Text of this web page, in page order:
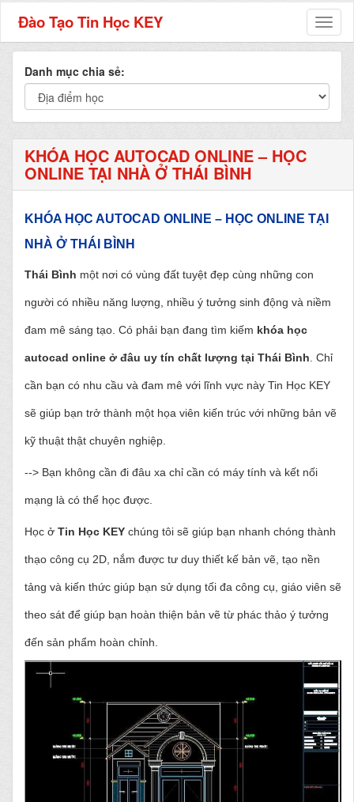
Đào Tạo Tin Học KEY
Danh mục chia sẻ:
KHÓA HỌC AUTOCAD ONLINE – HỌC
ONLINE TẠI NHÀ Ở THÁI BÌNH
KHÓA HỌC AUTOCAD ONLINE – HỌC ONLINE TẠI
NHÀ Ở THÁI BÌNH
Thái Bình một nơi có vùng đất tuyệt đẹp cùng những con
người có nhiều năng lượng, nhiều ý tưởng sinh động và niềm
đam mê sáng tạo. Có phải bạn đang tìm kiếm khóa học
autocad online ở đâu uy tín chất lượng tại Thái Bình . Chỉ
cần bạn có nhu cầu và đam mê với lĩnh vực này Tin Học KEY
sẽ giúp bạn trở thành một họa viên kiến trúc với những bản vẽ
kỹ thuật thật chuyên nghiệp.
--> Bạn không cần đi đâu xa chỉ cần có máy tính và kết nối
mạng là có thể học được.
Học ở Tin Học KEY chúng tôi sẽ giúp bạn nhanh chóng thành
thạo công cụ 2D, nắm được tư duy thiết kế bản vẽ, tạo nền
tảng và kiến thức giúp bạn sử dụng tối đa công cụ, giáo viên sẽ
theo sát để giúp bạn hoàn thiện bản vẽ từ phác thảo ý tưởng
đến sản phẩm hoàn chỉnh.